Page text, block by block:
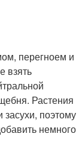
перегноем и
взять
Растения
поэтому
немного